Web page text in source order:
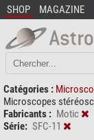
SHOP MAGAZINE
Catégories :
Microscopes
Fabricants : Motic
Série: SFC-11